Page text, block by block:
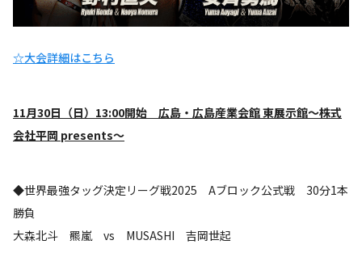
☆大会詳細はこちら
11月30日（日）13:00開始 広島・広島産業会館 東展示館～株式
会社平岡 presents～
◆世界最強タッグ決定リーグ戦2025 Aブロック公式戦 30分1本
勝負
大森北斗 羆嵐 vs MUSASHI 吉岡世起